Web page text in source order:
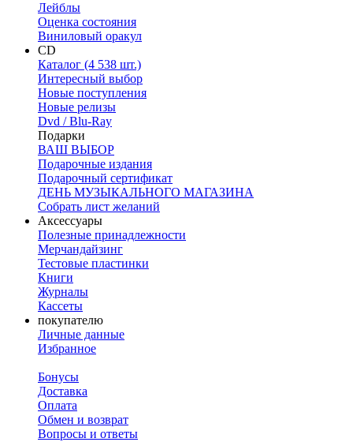
Лейблы
Оценка состояния
Виниловый оракул
CD
Каталог (4 538 шт.)
Интересный выбор
Новые поступления
Новые релизы
Dvd / Blu-Ray
Подарки
ВАШ ВЫБОР
Подарочные издания
Подарочный сертификат
ДЕНЬ МУЗЫКАЛЬНОГО МАГАЗИНА
Собрать лист желаний
Аксессуары
Полезные принадлежности
Мерчандайзинг
Тестовые пластинки
Книги
Журналы
Кассеты
покупателю
Личные данные
Избранное
Бонусы
Доставка
Оплата
Обмен и возврат
Вопросы и ответы